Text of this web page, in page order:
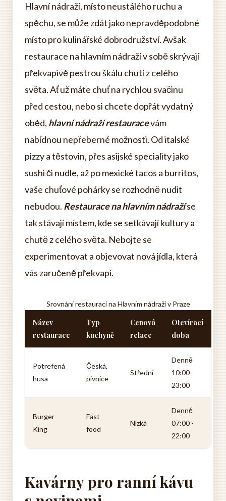
Hlavní nádraží, místo neustálého ruchu a
spěchu, se může zdát jako nepravděpodobné
místo pro kulinářské dobrodružství. Avšak
restaurace na hlavním nádraží v sobě skrývají
překvapivě pestrou škálu chutí z celého
světa. Ať už máte chuť na rychlou svačinu
před cestou, nebo si chcete dopřát vydatný
oběd, hlavní nádraží restauracevám
nabídnou nepřeberné možnosti. Od italské
pizzy a těstovin, přes asijské speciality jako
sushi či nudle, až po mexické tacos a burritos,
vaše chuťové pohárky se rozhodně nudit
nebudou. Restaurace na hlavním nádražíse
tak stávají místem, kde se setkávají kultury a
chutě z celého světa. Nebojte se
experimentovat a objevovat nová jídla, která
vás zaručeně překvapí.
Srovnání restaurací na Hlavním nádraží v Praze
Název
restaurace
Typ
kuchyně
Cenová
relace
Otevírací
doba
Potrefená
husa
Česká,
pivnice
Střední
Denně
10:00 -
23:00
Burger
King
Fast
food
Nízká
Denně
07:00 -
22:00
Kavárny pro ranní kávu